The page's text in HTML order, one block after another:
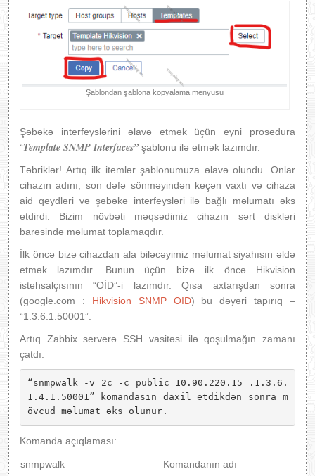
Şablondan şablona kopyalama menyusu
Şəbəkə interfeyslərini əlavə etmək üçün eyni prosedura
“Template SNMP Interfaces” şablonu ilə etmək lazımdır.
Təbriklər! Artıq ilk itemlər şablonumuza əlavə olundu. Onlar
cihazın adını, son dəfə sönməyindən keçən vaxtı və cihaza
aid qeydləri və şəbəkə interfeysləri ilə bağlı məlumatı əks
etdirdi. Bizim növbəti məqsədimiz cihazın sərt diskləri
barəsində məlumat toplamaqdır.
İlk öncə bizə cihazdan ala biləcəyimiz məlumat siyahısın əldə
etmək lazımdır. Bunun üçün bizə ilk öncə Hikvision
istehsalçısının “OİD”-i lazımdır. Qısa axtarışdan sonra
(google.com : Hikvision SNMP OID) bu dəyəri tapırıq –
“1.3.6.1.50001”.
Artıq Zabbix serverə SSH vasitəsi ilə qoşulmağın zamanı
çatdı.
“snmpwalk -v 2c -c public 10.90.220.15 .1.3.6.
1.4.1.50001” komandasın daxil etdikdən sonra m
övcud məlumat əks olunur.
Komanda açıqlaması:
snmpwalk
Komandanın adı